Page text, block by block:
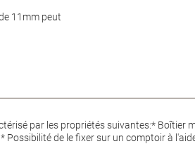
11mm peut
par les propriétés suivantes:* Boîtier
de le fixer sur un comptoir à